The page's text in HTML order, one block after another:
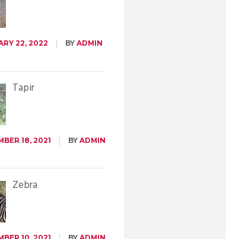
22, 2022 BY ADMIN
Tapir
18, 2021 BY ADMIN
Zebra